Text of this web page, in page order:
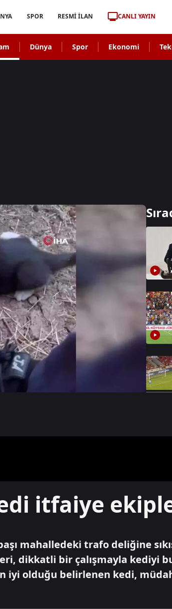
SPOR RESMİ İLAN CANLI YAYIN
Dünya Spor Ekonomi
itfaiye
mahalledeki trafo deliğine
dikkatli bir çalışmayla kediyi
iyi olduğu belirlenen kedi,